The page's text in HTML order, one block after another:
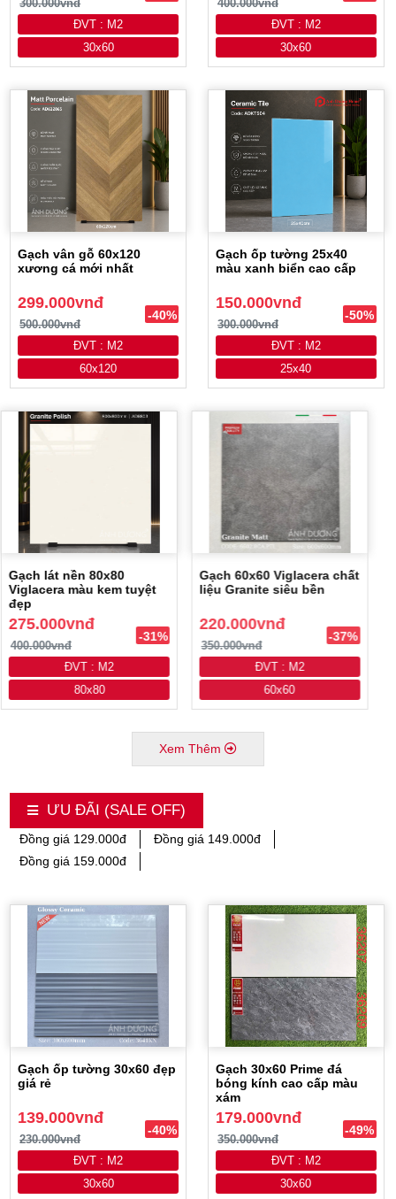
300.000vnđ
ĐVT : M2
30x60
400.000vnđ
ĐVT : M2
30x60
Gạch vân gỗ 60x120
xương cá mới nhất
299.000vnđ
500.000vnđ
-40%
ĐVT : M2
60x120
Gạch ốp tường 25x40
màu xanh biển cao cấp
150.000vnđ
300.000vnđ
-50%
ĐVT : M2
25x40
Gạch lát nền 80x80
Viglacera màu kem tuyệt
đẹp
275.000vnđ
400.000vnđ
-31%
ĐVT : M2
80x80
Gạch 60x60 Viglacera chất
liệu Granite siêu bền
220.000vnđ
350.000vnđ
-37%
ĐVT : M2
60x60
Xem Thêm
ƯU ĐÃI (SALE OFF)
Đồng giá 129.000đ
Đồng giá 149.000đ
Đồng giá 159.000đ
Gạch ốp tường 30x60 đẹp
giá rẻ
139.000vnđ
230.000vnđ
-40%
ĐVT : M2
30x60
Gạch 30x60 Prime đá
bóng kính cao cấp màu
xám
179.000vnđ
350.000vnđ
-49%
ĐVT : M2
30x60